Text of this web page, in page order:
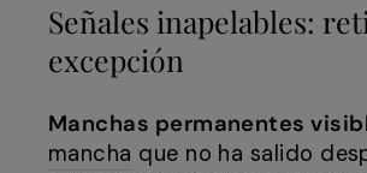
Señales inapelables:
excepción
Manchas permanentes
mancha que no ha salido